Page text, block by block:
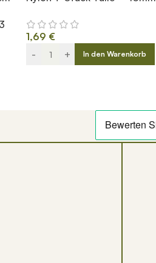
1,69 €
-
+ In den Warenkorb